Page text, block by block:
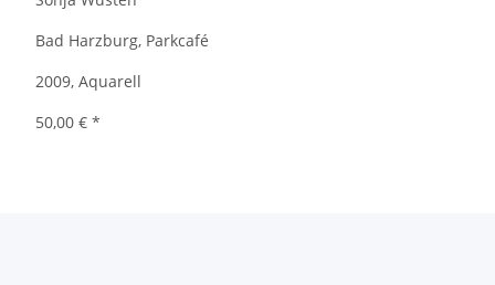
Bad Harzburg, Parkcafé
2009, Aquarell
50,00 € *